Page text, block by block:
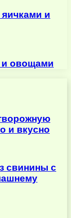
и
и овощами
и вкусно
свинины с